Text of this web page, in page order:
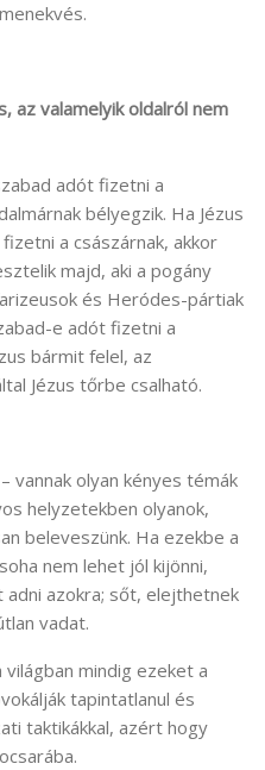
az valamelyik oldalról nem
adót fizetni a
bélyegzik. Ha Jézus
a császárnak, akkor
majd, aki a pogány
és Heródes-pártiak
e adót fizetni a
bármit felel, az
Jézus tőrbe csalható.
vannak olyan kényes témák
helyzetekben olyanok,
beleveszünk. Ha ezekbe a
nem lehet jól kijönni,
azokra; sőt, elejthetnek
vadat.
mindig ezeket a
tapintatlanul és
taktikákkal, azért hogy